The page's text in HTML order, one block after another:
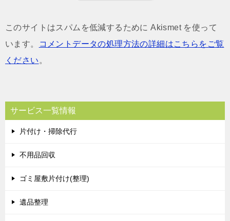
このサイトはスパムを低減するために Akismet を使って
います。
コメントデータの処理方法の詳細はこちらをご覧
ください 。
サービス一覧情報
片付け・掃除代行
不用品回収
ゴミ屋敷片付け(整理)
遺品整理